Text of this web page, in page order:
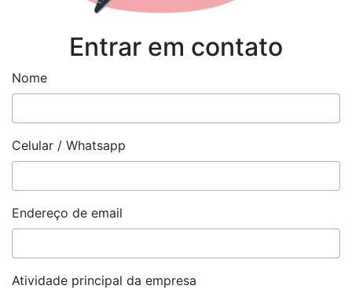
Entrar em contato
Nome
Celular / Whatsapp
Endereço de email
Atividade principal da empresa